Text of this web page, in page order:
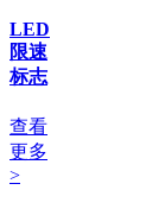
LED
限速
标志
查看
更多
>